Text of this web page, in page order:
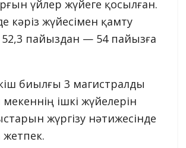
үйлер жүйеге қосылған.
кәріз жүйесімен қамту
52,3 пайыздан — 54 пайызға
биылғы 3 магистралды
ішкі жүйелерін
жүргізу нәтижесінде
жетпек.